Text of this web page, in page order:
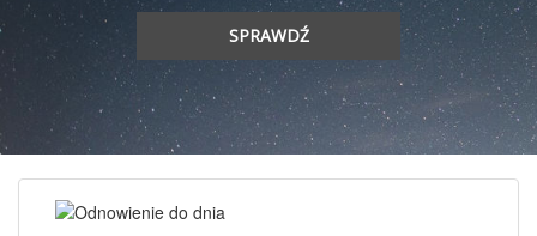
SPRAWDŹ